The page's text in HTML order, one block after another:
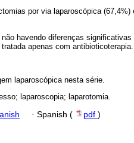
por via laparoscópica
havendo diferenças
apenas com antibioticoterapia.
laparoscópica nesta série.
laparoscopia; laparotomia.
· Spanish ( pdf )